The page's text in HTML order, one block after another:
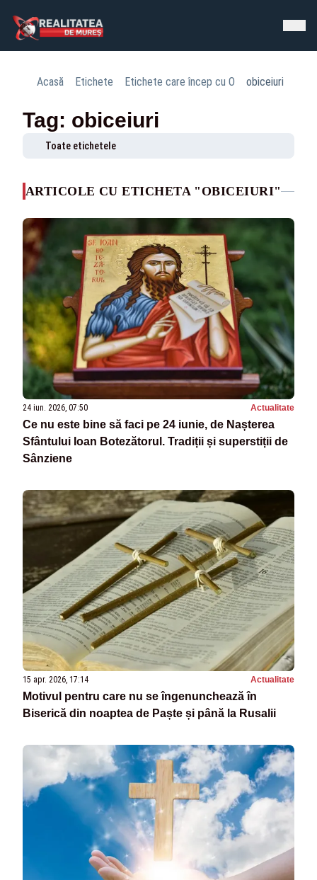
Acasă Etichete Etichete care încep cu O obiceiuri
Tag: obiceiuri
Toate etichetele
ARTICOLE CU ETICHETA "OBICEIURI"
24 iun. 2026, 07:50 Actualitate
Ce nu este bine să faci pe 24 iunie, de Nașterea
Sfântului Ioan Botezătorul. Tradiții și superstiții de
Sânziene
15 apr. 2026, 17:14 Actualitate
Motivul pentru care nu se îngenunchează în
Biserică din noaptea de Paște și până la Rusalii